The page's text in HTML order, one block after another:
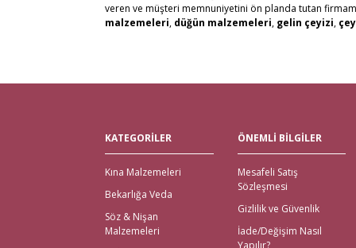
veren ve müşteri memnuniyetini ön planda tutan
malzemeleri, düğün malzemeleri, gelin çeyizi,
olanaklarımızla müşteri memnuniyetini en üst
Nikah Şekeri ve En
için en doğru adres elbette
için kapıda ödeme imkanı ile beraber yalnızca çeyiz
bekarlığa veda partisi malzemeleriiçin de kapıda
içinde teslimat yapılmaktadır.
İhtiyacınız Olan Tüm
KATEGORİLER
Kına Malzemeleri
Bekarlığa Veda
Söz & Nişan
Malzemeleri
ÖNEMLİ BİLGİLER
Mesafeli Satış
Sözleşmesi
Gizlilik ve Güvenlik
İade/Değişim Nasıl
Yapılır?